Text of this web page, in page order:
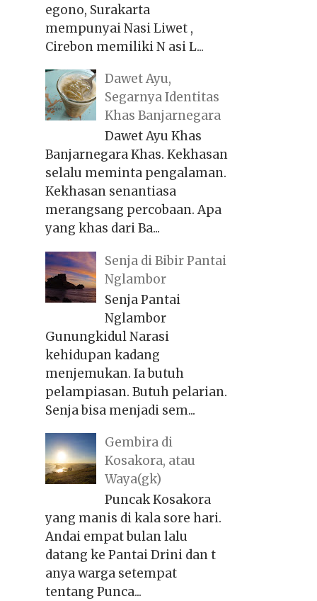
egono, Surakarta
mempunyai Nasi Liwet ,
Cirebon memiliki N asi L...
Dawet Ayu,
Segarnya Identitas
Khas Banjarnegara
Dawet Ayu Khas
Banjarnegara Khas. Kekhasan
selalu meminta pengalaman.
Kekhasan senantiasa
merangsang percobaan. Apa
yang khas dari Ba...
Senja di Bibir Pantai
Nglambor
Senja Pantai
Nglambor
Gunungkidul Narasi
kehidupan kadang
menjemukan. Ia butuh
pelampiasan. Butuh pelarian.
Senja bisa menjadi sem...
Gembira di
Kosakora, atau
Waya(gk)
Puncak Kosakora
yang manis di kala sore hari.
Andai empat bulan lalu
datang ke Pantai Drini dan t
anya warga setempat
tentang Punca...